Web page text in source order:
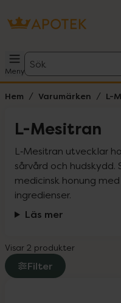
Meny
Sök
Hem Varumärken L-
L-Mesitran
L‑Mesitran utvecklar
sårvård och
medicinsk honung
ingredienser.
Läs mer
Visar 2 produkter
Filter